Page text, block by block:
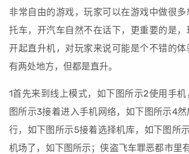
非常自由的游戏，玩家可以在游戏中做很
托车，开汽车自然不在话下，更重要的是
开起直升机，对玩家来说可能是个不错的
有两处地方，但都是直升。
1首先来到线上模式，如下图所示2使用手
图所示3接着进入手机网络，如下图所示4
行，如下图所示5接着选择机库，如下图所
机场了，如下图所示；侠盗飞车罪恶都市里